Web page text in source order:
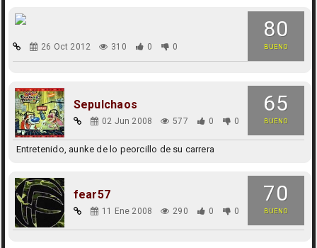
80
BUENO
26 Oct 2012 310 0 0
65
BUENO
Sepulchaos
02 Jun 2008 577 0 0
Entretenido, aunke de lo peorcillo de su carrera
70
BUENO
fear57
11 Ene 2008 290 0 0